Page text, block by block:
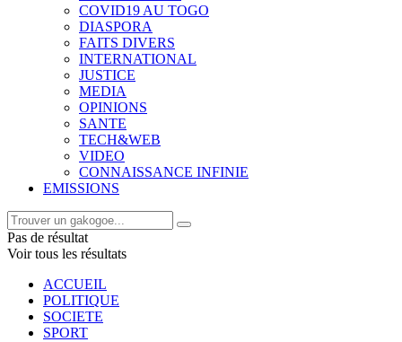
COVID19 AU TOGO
DIASPORA
FAITS DIVERS
INTERNATIONAL
JUSTICE
MEDIA
OPINIONS
SANTE
TECH&WEB
VIDEO
CONNAISSANCE INFINIE
EMISSIONS
Pas de résultat
Voir tous les résultats
ACCUEIL
POLITIQUE
SOCIETE
SPORT